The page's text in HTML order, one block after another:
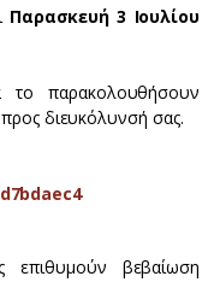
Παρασκευή 3 Ιουλίου
παρακολουθήσουν
διευκόλυνσή σας.
βεβαίωση